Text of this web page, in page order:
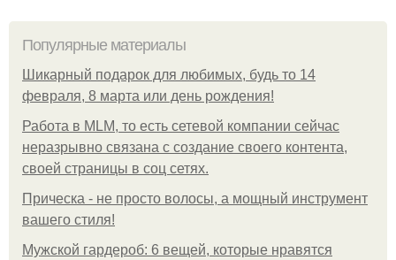
Популярные материалы
Шикарный подарок для любимых, будь то 14
февраля, 8 марта или день рождения!
Работа в MLM, то есть сетевой компании сейчас
неразрывно связана с создание своего контента,
своей страницы в соц сетях.
Прическа - не просто волосы, а мощный инструмент
вашего стиля!
Мужской гардероб: 6 вещей, которые нравятся